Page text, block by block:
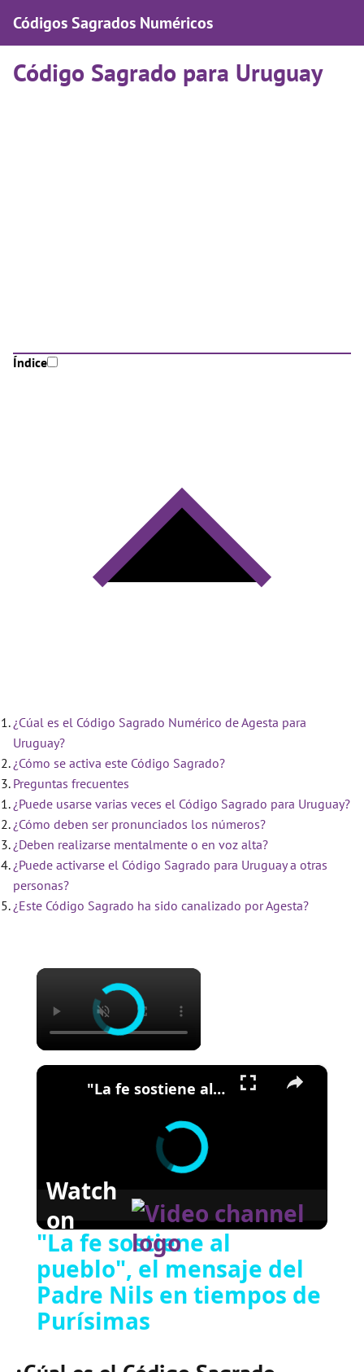
Códigos Sagrados Numéricos
Código Sagrado para Uruguay
Índice
¿Cúal es el Código Sagrado Numérico de Agesta para
Uruguay?
¿Cómo se activa este Código Sagrado?
Preguntas frecuentes
¿Puede usarse varias veces el Código Sagrado para Uruguay?
¿Cómo deben ser pronunciados los números?
¿Deben realizarse mentalmente o en voz alta?
¿Puede activarse el Código Sagrado para Uruguay a otras
personas?
¿Este Código Sagrado ha sido canalizado por Agesta?
×
×
"La fe sostiene al pueblo", el mensaje del Padre Nils en tiempos de Purísimas
Watch
on
"La fe sostiene al
pueblo", el mensaje del
Padre Nils en tiempos de
Purísimas